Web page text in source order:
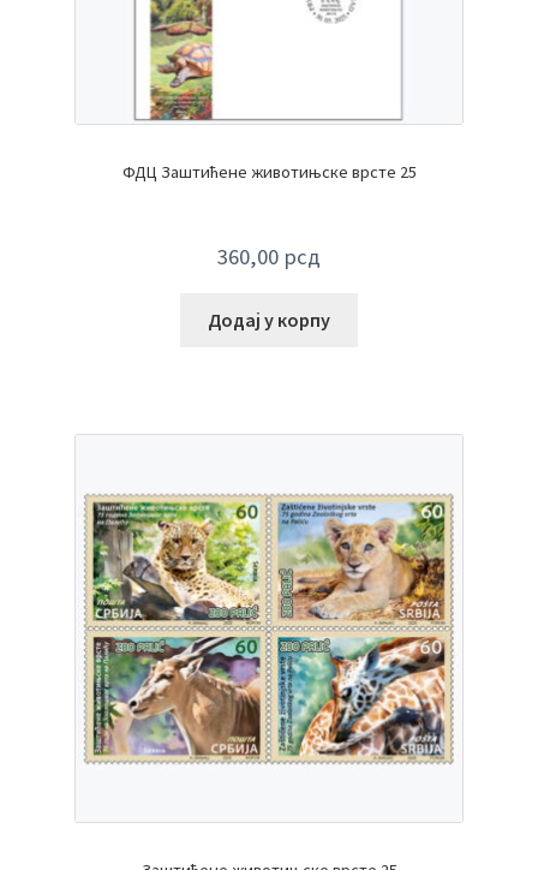
ФДЦ Заштићене животињске врсте 25
360,00 рсд
Додај у корпу